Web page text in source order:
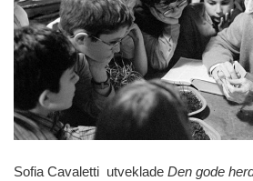
Sofia Cavaletti utveklade Den gode